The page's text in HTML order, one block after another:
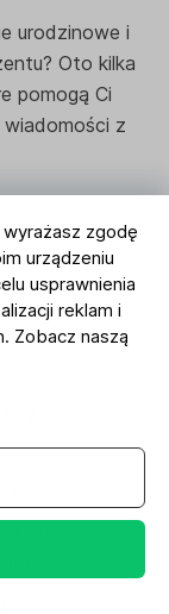
zgodę
urządzeniu
usprawnienia
reklam i
Zobacz naszą
urodzinowe i
Oto kilka
pomogą Ci
z
rok! (Dutch
mamy